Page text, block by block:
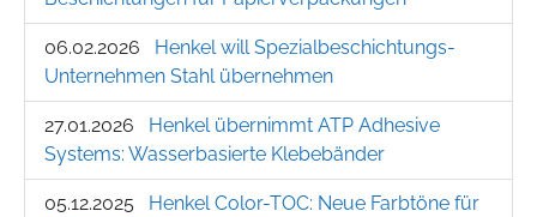
06.02.2026
Henkel will Spezialbeschichtungs-
Unternehmen Stahl übernehmen
27.01.2026
Henkel übernimmt ATP Adhesive
Systems: Wasserbasierte Klebebänder
05.12.2025
Henkel Color-TOC: Neue Farbtöne für